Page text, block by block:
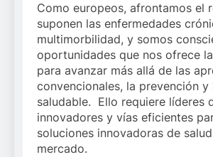
Como europeos, afrontamos el
suponen las enfermedades
multimorbilidad, y somos
oportunidades que nos ofrece
para avanzar más allá de las
convencionales, la prevención y
saludable. Ello requiere líderes
innovadores y vías eficientes
soluciones innovadoras de
mercado.